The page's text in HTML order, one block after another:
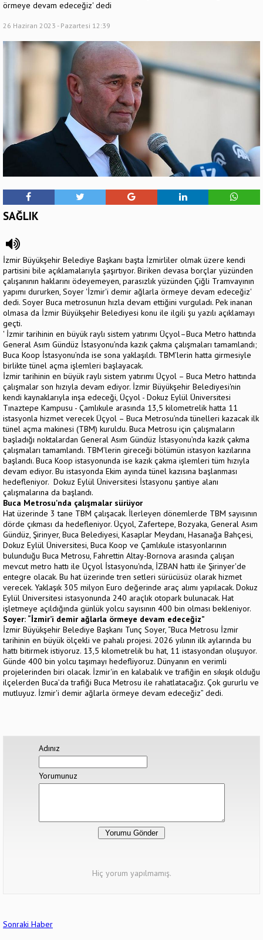
örmeye devam edeceğiz' dedi
26 Haziran 2023 - Pazartesi 12:39
SAĞLIK
İzmir Büyükşehir Belediye Başkanı başta İzmirliler olmak üzere kendi
partisini bile açıklamalarıyla şaşırtıyor. Biriken devasa borçlar yüzünden
çalışanının haklarını ödeyemeyen, parasızlık yüzünden Çiğli Tramvayının
yapımı dururken, Soyer 'İzmir'i demir ağlarla örmeye devam edeceğiz'
dedi. Soyer Buca metrosunun hızla devam ettiğini vurguladı. Pek inanan
olmasa da İzmir Büyükşehir Belediyesi konu ile ilgili şu yazılı açıklamayı
geçti.
' İzmir tarihinin en büyük raylı sistem yatırımı Üçyol–Buca Metro hattında
General Asım Gündüz İstasyonu’nda kazık çakma çalışmaları tamamlandı;
Buca Koop İstasyonu’nda ise sona yaklaşıldı. TBM’lerin hatta girmesiyle
birlikte tünel açma işlemleri başlayacak.
İzmir tarihinin en büyük raylı sistem yatırımı Üçyol – Buca Metro hattında
çalışmalar son hızıyla devam ediyor. İzmir Büyükşehir Belediyesi'nin
kendi kaynaklarıyla inşa edeceği, Üçyol - Dokuz Eylül Üniversitesi
Tınaztepe Kampusu - Çamlıkule arasında 13,5 kilometrelik hatta 11
istasyonla hizmet verecek Üçyol – Buca Metrosu’nda tünelleri kazacak ilk
tünel açma makinesi (TBM) kuruldu. Buca Metrosu için çalışmaların
başladığı noktalardan General Asım Gündüz İstasyonu’nda kazık çakma
çalışmaları tamamlandı. TBM’lerin gireceği bölümün istasyon kazılarına
başlandı. Buca Koop istasyonunda ise kazık çakma işlemleri tüm hızıyla
devam ediyor. Bu istasyonda Ekim ayında tünel kazısına başlanması
hedefleniyor. Dokuz Eylül Üniversitesi İstasyonu şantiye alanı
çalışmalarına da başlandı.
Buca Metrosu'nda çalışmalar sürüyor
Hat üzerinde 3 tane TBM çalışacak. İlerleyen dönemlerde TBM sayısının
dörde çıkması da hedefleniyor. Üçyol, Zafertepe, Bozyaka, General Asım
Gündüz, Şirinyer, Buca Belediyesi, Kasaplar Meydanı, Hasanağa Bahçesi,
Dokuz Eylül Üniversitesi, Buca Koop ve Çamlıkule istasyonlarının
bulunduğu Buca Metrosu, Fahrettin Altay-Bornova arasında çalışan
mevcut metro hattı ile Üçyol İstasyonu'nda, İZBAN hattı ile Şirinyer'de
entegre olacak. Bu hat üzerinde tren setleri sürücüsüz olarak hizmet
verecek. Yaklaşık 305 milyon Euro değerinde araç alımı yapılacak. Dokuz
Eylül Üniversitesi istasyonunda 240 araçlık otopark bulunacak. Hat
işletmeye açıldığında günlük yolcu sayısının 400 bin olması bekleniyor.
Soyer: “İzmir’i demir ağlarla örmeye devam edeceğiz”
İzmir Büyükşehir Belediye Başkanı Tunç Soyer, “Buca Metrosu İzmir
tarihinin en büyük ölçekli ve pahalı projesi. 2026 yılının ilk aylarında bu
hattı bitirmek istiyoruz. 13,5 kilometrelik bu hat, 11 istasyondan oluşuyor.
Günde 400 bin yolcu taşımayı hedefliyoruz. Dünyanın en verimli
projelerinden biri olacak. İzmir'in en kalabalık ve trafiğin en sıkışık olduğu
ilçelerden Buca’da trafiği Buca Metrosu ile rahatlatacağız. Çok gururlu ve
mutluyuz. İzmir'i demir ağlarla örmeye devam edeceğiz” dedi.
Adınız
Yorumunuz
Hiç yorum yapılmamış.
Sonraki Haber